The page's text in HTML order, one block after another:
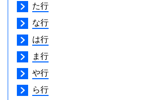
た行
な行
は行
ま行
や行
ら行